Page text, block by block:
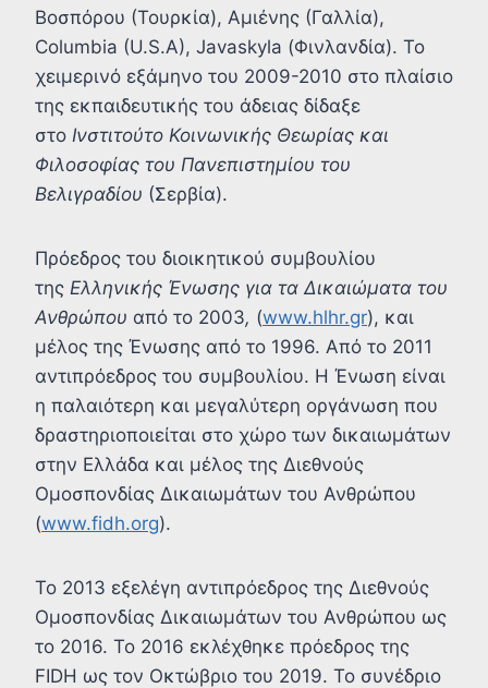
Βοσπόρου (Τουρκία), Αμιένης (Γαλλία),
Columbia (U.S.A), Javaskyla (Φινλανδία). Το
χειμερινό εξάμηνο του 2009-2010 στο πλαίσιο
της εκπαιδευτικής του άδειας δίδαξε
στο Ινστιτούτο Κοινωνικής Θεωρίας και
Φιλοσοφίας του Πανεπιστημίου του
Βελιγραδίου (Σερβία).
Πρόεδρος του διοικητικού συμβουλίου
της Ελληνικής Ένωσης για τα Δικαιώματα του
Ανθρώπου από το 2003, (www.hlhr.gr), και
μέλος της Ένωσης από το 1996. Από το 2011
αντιπρόεδρος του συμβουλίου. Η Ένωση είναι
η παλαιότερη και μεγαλύτερη οργάνωση που
δραστηριοποιείται στο χώρο των δικαιωμάτων
στην Ελλάδα και μέλος της Διεθνούς
Ομοσπονδίας Δικαιωμάτων του Ανθρώπου
(www.fidh.org).
To 2013 εξελέγη αντιπρόεδρος της Διεθνούς
Ομοσπονδίας Δικαιωμάτων του Ανθρώπου ως
το 2016. Το 2016 εκλέχθηκε πρόεδρος της
FIDH ως τον Οκτώβριο του 2019. Το συνέδριο